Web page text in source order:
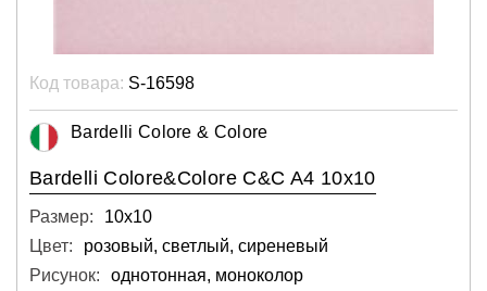
Код товара: S-16598
Bardelli Colore & Colore
Bardelli Colore&Colore C&C A4 10x10
Размер:
10х10
Цвет:
розовый, светлый, сиреневый
Рисунок:
однотонная, моноколор